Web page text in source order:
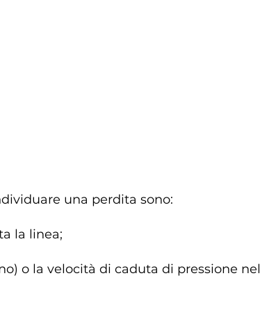
una perdita sono:
la linea;
o la velocità di caduta di pressione nel